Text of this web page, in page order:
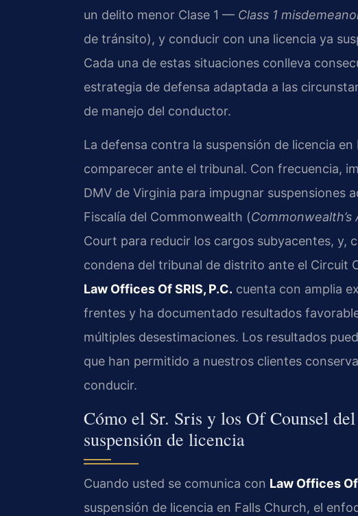
un delito menor Clase 1 — Class 1
de tránsito), y conducir con una licencia ya
Cada una de estas situaciones conlleva
estrategia de defensa adaptada a las
de manejo del conductor.
La defensa contra la suspensión de licencia
comparecer ante el tribunal. Con frecuencia,
DMV de Virginia para impugnar suspensiones
Fiscalía del Commonwealth (
Court para reducir los cargos subyacentes, y,
condena del tribunal de distrito ante el Circuit
Law Offices Of SRIS, P.C. cuenta con amplia
frentes y ha documentado resultados
múltiples desestimaciones. Los resultados
que han permitido a nuestros clientes
conducir.
Cómo el Sr. Sris y los Of Counsel
suspensión de licencia
Cuando usted se comunica con Law Offices Of
suspensión de licencia en Falls Church, el